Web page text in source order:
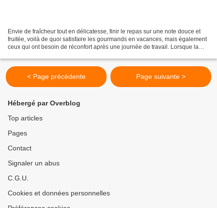
Envie de fraîcheur tout en délicatesse, finir le repas sur une note douce et
fruitée, voilà de quoi satisfaire les gourmands en vacances, mais également
ceux qui ont besoin de réconfort après une journée de travail. Lorsque la
< Page précédente Page suivante >
Hébergé par Overblog
Top articles
Pages
Contact
Signaler un abus
C.G.U.
Cookies et données personnelles